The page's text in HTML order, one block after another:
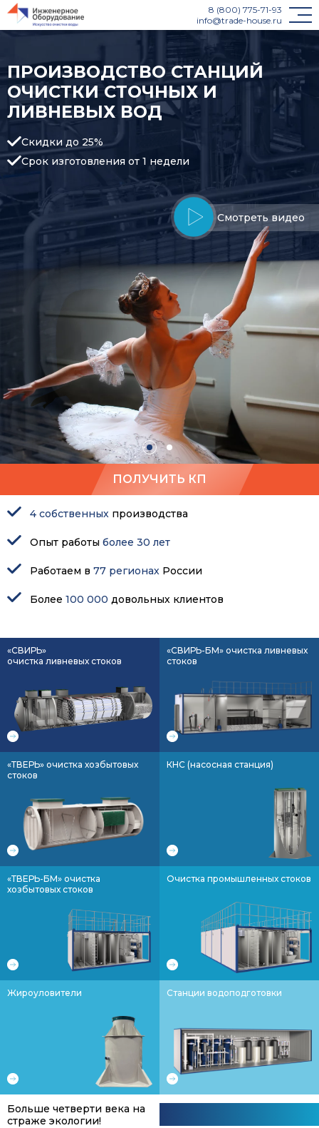
8 (800) 775-71-93
info@trade-house.ru
ПРОИЗВОДСТВО СТАНЦИЙ
ОЧИСТКИ СТОЧНЫХ И
ЛИВНЕВЫХ ВОД
Скидки до 25%
Срок изготовления от 1 недели
ПОЛУЧИТЬ КП
Смотреть видео
4 собственных производства
Опыт работы более 30 лет
Работаем в 77 регионах России
Более 100 000 довольных клиентов
«СВИРЬ»
очистка ливневых стоков
«СВИРЬ-БМ» очистка ливневых
стоков
«ТВЕРЬ» очистка хозбытовых
стоков
КНС (насосная станция)
«ТВЕРЬ-БМ» очистка
хозбытовых стоков
Очистка промышленных стоков
Жироуловители Станции водоподготовки
Больше четверти века на
страже экологии!